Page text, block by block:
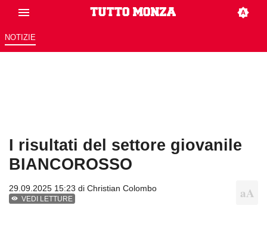
NOTIZIE
I risultati del settore giovanile
BIANCOROSSO
29.09.2025 15:23 di Christian Colombo
VEDI LETTURE